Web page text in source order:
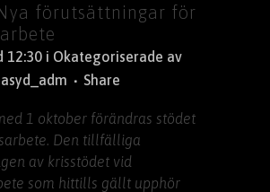
förutsättningar för
12:30 i Okategoriserade av
Share
1 oktober förändras stödet
Den tillfälliga
av krisstödet vid
som hittills gällt upphör